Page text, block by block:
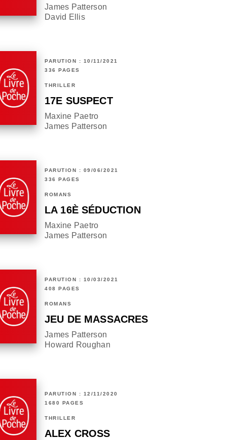
James Patterson
David Ellis
PARUTION : 10/11/2021
336 PAGES
THRILLER
17E SUSPECT
Maxine Paetro
James Patterson
PARUTION : 09/06/2021
336 PAGES
ROMANS
LA 16È SÉDUCTION
Maxine Paetro
James Patterson
PARUTION : 10/03/2021
408 PAGES
ROMANS
JEU DE MASSACRES
James Patterson
Howard Roughan
PARUTION : 12/11/2020
1680 PAGES
THRILLER
ALEX CROSS